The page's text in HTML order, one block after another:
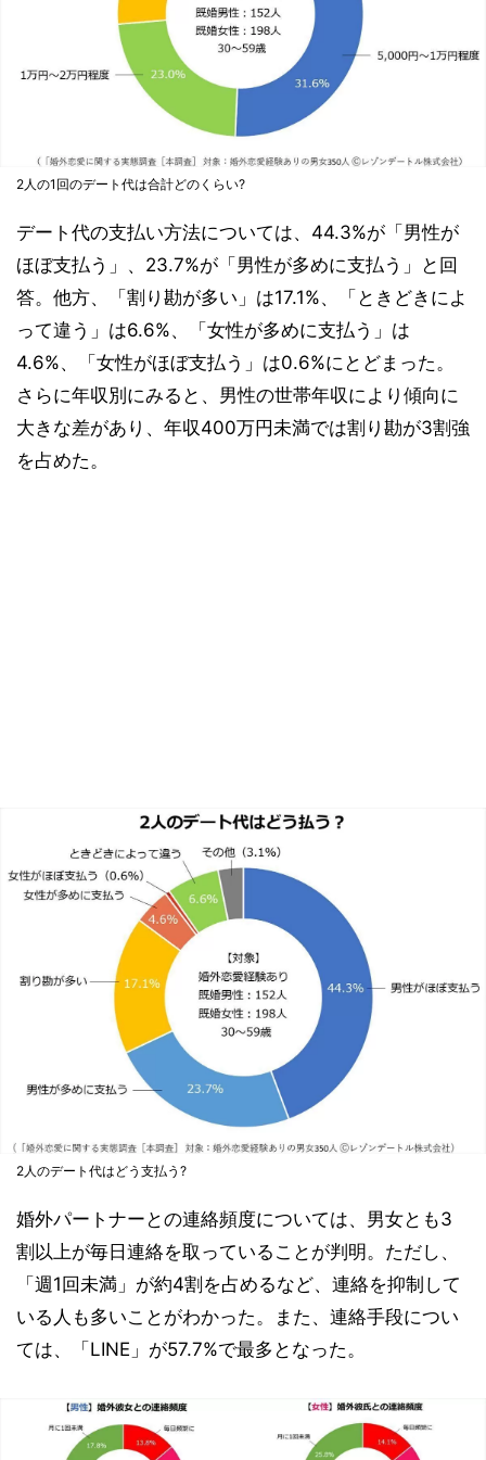
2人の1回のデート代は合計どのくらい?
デート代の支払い方法については、44.3%が「男性が
ほぼ支払う」、23.7%が「男性が多めに支払う」と回
答。他方、「割り勘が多い」は17.1%、「ときどきによ
って違う」は6.6%、「女性が多めに支払う」は
4.6%、「女性がほぼ支払う」は0.6%にとどまった。
さらに年収別にみると、男性の世帯年収により傾向に
大きな差があり、年収400万円未満では割り勘が3割強
を占めた。
2人のデート代はどう支払う?
婚外パートナーとの連絡頻度については、男女とも3
割以上が毎日連絡を取っていることが判明。ただし、
「週1回未満」が約4割を占めるなど、連絡を抑制して
いる人も多いことがわかった。また、連絡手段につい
ては、「LINE」が57.7%で最多となった。